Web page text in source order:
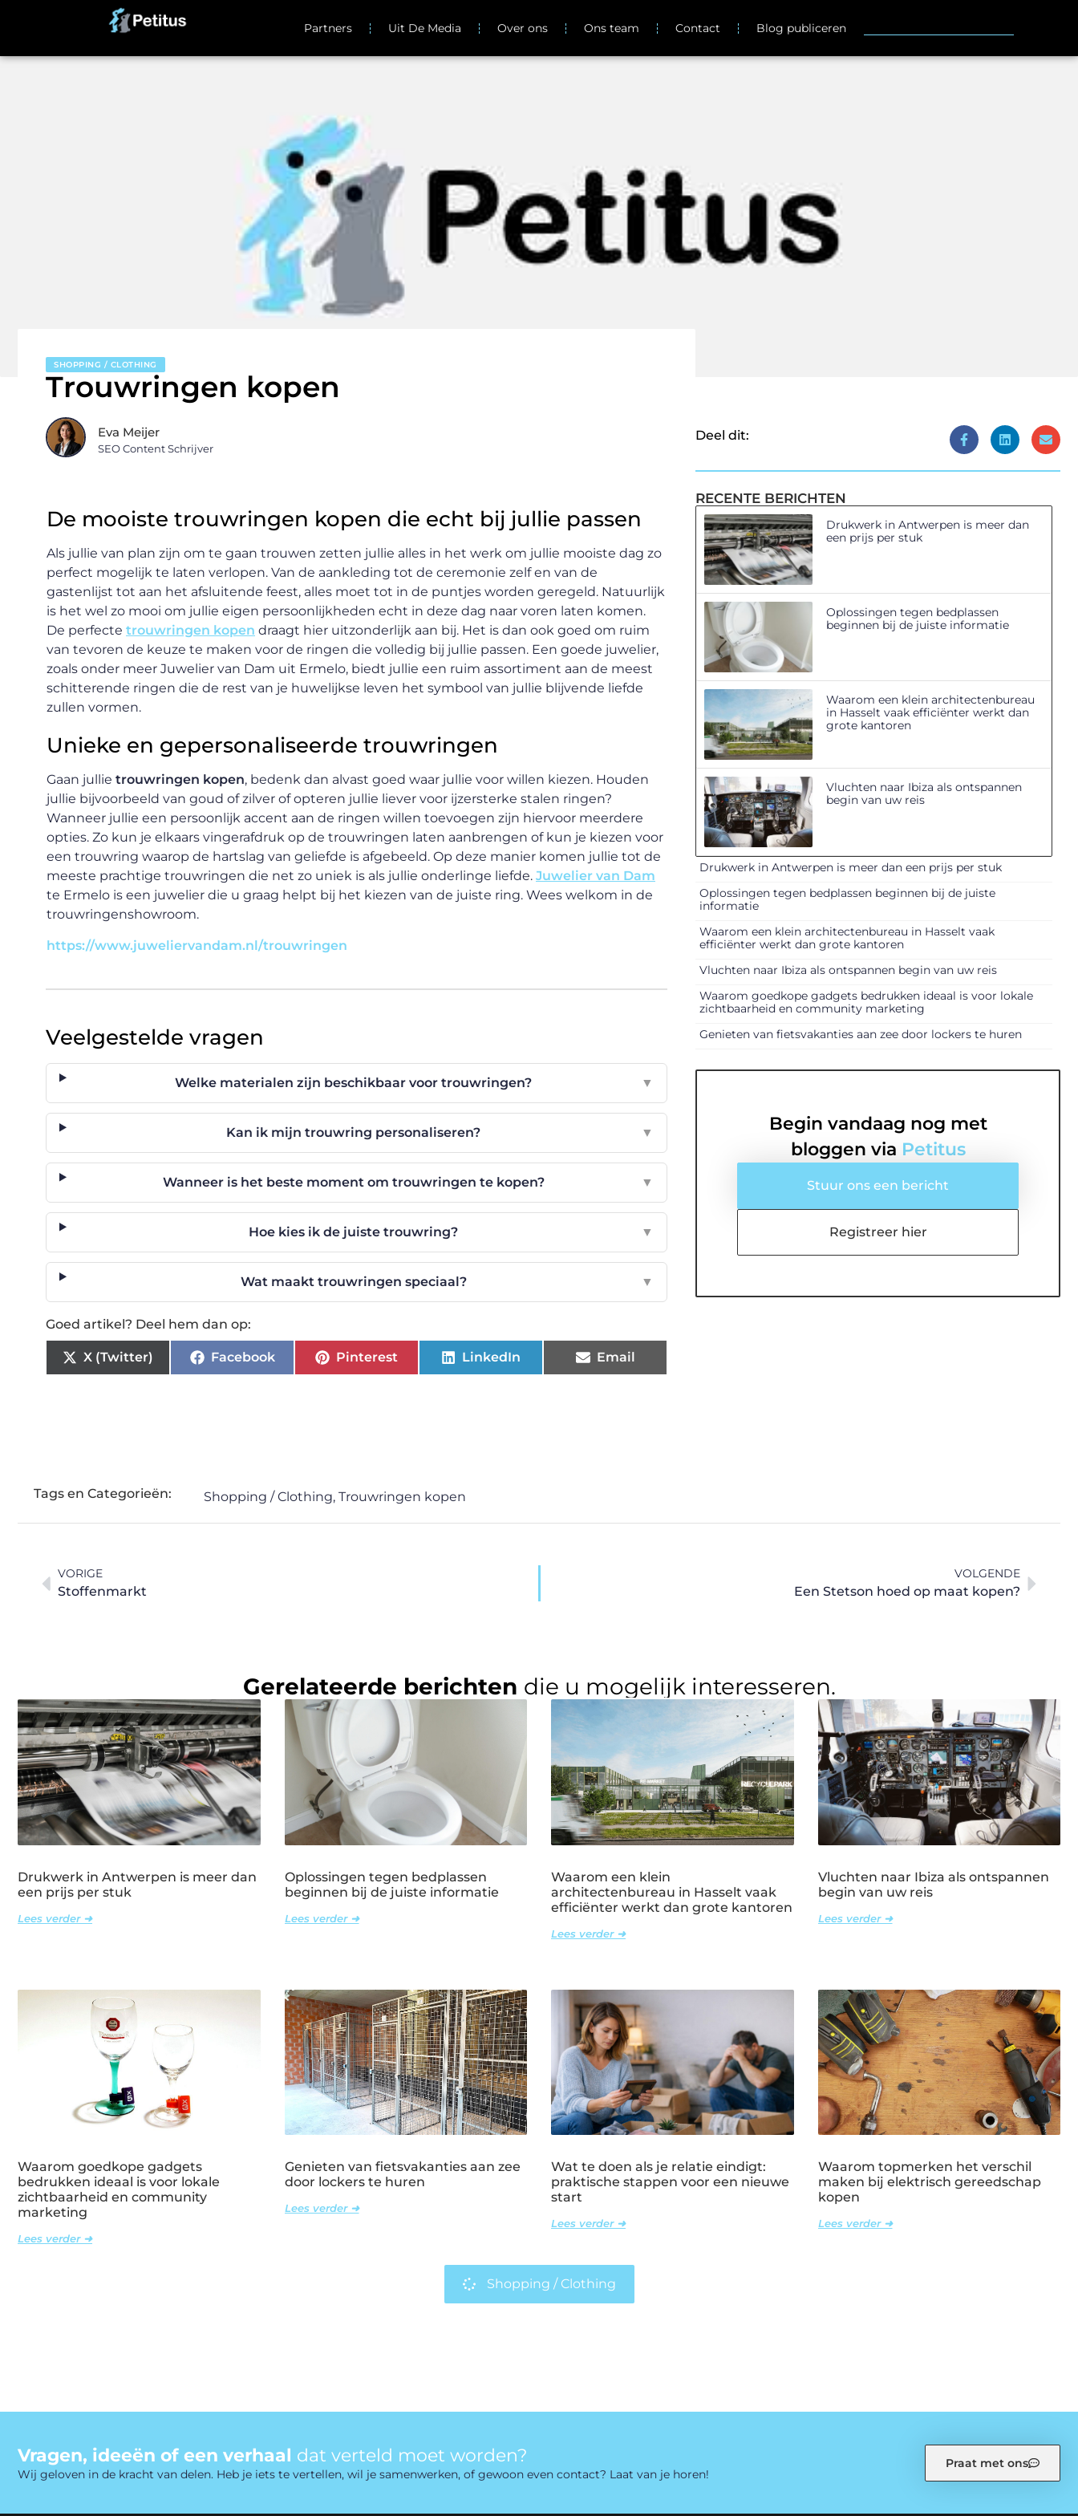
Partners Uit De Media Over ons Ons team Contact Blog publiceren
SHOPPING / CLOTHING
Trouwringen kopen
Eva Meijer
SEO Content Schrijver
De mooiste trouwringen kopen die echt bij jullie passen
Als jullie van plan zijn om te gaan trouwen zetten jullie alles in het werk om jullie mooiste dag zo
perfect mogelijk te laten verlopen. Van de aankleding tot de ceremonie zelf en van de
gastenlijst tot aan het afsluitende feest, alles moet tot in de puntjes worden geregeld. Natuurlijk
is het wel zo mooi om jullie eigen persoonlijkheden echt in deze dag naar voren laten komen.
De perfecte trouwringen kopen draagt hier uitzonderlijk aan bij. Het is dan ook goed om ruim
van tevoren de keuze te maken voor de ringen die volledig bij jullie passen. Een goede juwelier,
zoals onder meer Juwelier van Dam uit Ermelo, biedt jullie een ruim assortiment aan de meest
schitterende ringen die de rest van je huwelijkse leven het symbool van jullie blijvende liefde
zullen vormen.
Unieke en gepersonaliseerde trouwringen
Gaan jullie trouwringen kopen, bedenk dan alvast goed waar jullie voor willen kiezen. Houden
jullie bijvoorbeeld van goud of zilver of opteren jullie liever voor ijzersterke stalen ringen?
Wanneer jullie een persoonlijk accent aan de ringen willen toevoegen zijn hiervoor meerdere
opties. Zo kun je elkaars vingerafdruk op de trouwringen laten aanbrengen of kun je kiezen voor
een trouwring waarop de hartslag van geliefde is afgebeeld. Op deze manier komen jullie tot de
meeste prachtige trouwringen die net zo uniek is als jullie onderlinge liefde. Juwelier van Dam
te Ermelo is een juwelier die u graag helpt bij het kiezen van de juiste ring. Wees welkom in de
trouwringenshowroom.
https://www.juweliervandam.nl/trouwringen
Veelgestelde vragen
Welke materialen zijn beschikbaar voor trouwringen? ▼
Kan ik mijn trouwring personaliseren? ▼
Wanneer is het beste moment om trouwringen te kopen? ▼
Hoe kies ik de juiste trouwring? ▼
Wat maakt trouwringen speciaal? ▼
Goed artikel? Deel hem dan op:
X (Twitter) Facebook Pinterest LinkedIn Email
Deel dit:
RECENTE BERICHTEN
Drukwerk in Antwerpen is meer dan
een prijs per stuk
Oplossingen tegen bedplassen
beginnen bij de juiste informatie
Waarom een klein architectenbureau
in Hasselt vaak efficiënter werkt dan
grote kantoren
Vluchten naar Ibiza als ontspannen
begin van uw reis
Drukwerk in Antwerpen is meer dan een prijs per stuk
Oplossingen tegen bedplassen beginnen bij de juiste
informatie
Waarom een klein architectenbureau in Hasselt vaak
efficiënter werkt dan grote kantoren
Vluchten naar Ibiza als ontspannen begin van uw reis
Waarom goedkope gadgets bedrukken ideaal is voor lokale
zichtbaarheid en community marketing
Genieten van fietsvakanties aan zee door lockers te huren
Begin vandaag nog met
bloggen via Petitus
Stuur ons een bericht
Registreer hier
Tags en Categorieën: Shopping / Clothing, Trouwringen kopen
VORIGE
Stoffenmarkt
VOLGENDE
Een Stetson hoed op maat kopen?
Gerelateerde berichten die u mogelijk interesseren.
Drukwerk in Antwerpen is meer dan
een prijs per stuk
Lees verder ➜
Oplossingen tegen bedplassen
beginnen bij de juiste informatie
Lees verder ➜
Waarom een klein
architectenbureau in Hasselt vaak
efficiënter werkt dan grote kantoren
Lees verder ➜
Vluchten naar Ibiza als ontspannen
begin van uw reis
Lees verder ➜
Waarom goedkope gadgets
bedrukken ideaal is voor lokale
zichtbaarheid en community
marketing
Lees verder ➜
Genieten van fietsvakanties aan zee
door lockers te huren
Lees verder ➜
Wat te doen als je relatie eindigt:
praktische stappen voor een nieuwe
start
Lees verder ➜
Waarom topmerken het verschil
maken bij elektrisch gereedschap
kopen
Lees verder ➜
Shopping / Clothing
Vragen, ideeën of een verhaal dat verteld moet worden?
Wij geloven in de kracht van delen. Heb je iets te vertellen, wil je samenwerken, of gewoon even contact? Laat van je horen!
Praat met ons